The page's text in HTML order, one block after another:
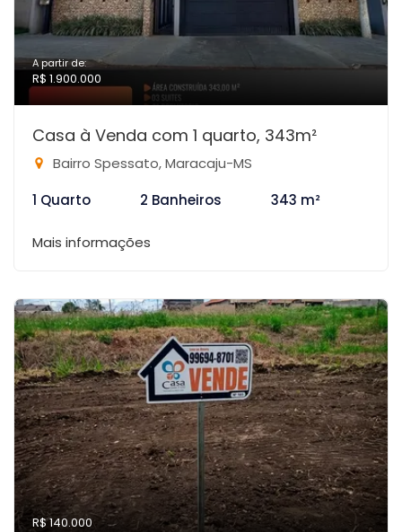
A partir de:
R$ 1.900.000
Casa à Venda com 1 quarto, 343m²
Bairro Spessato, Maracaju-MS
1 Quarto
2 Banheiros 343 m²
Mais informações
R$ 140.000